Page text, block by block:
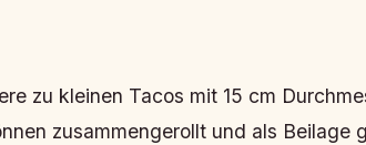
zu kleinen Tacos mit 15 cm
zusammengerollt und als Beilage